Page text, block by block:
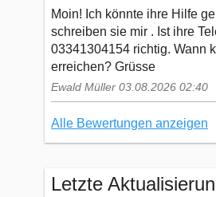
Moin! Ich könnte ihre Hilfe
schreiben sie mir . Ist ihre
03341304154 richtig. Wann
erreichen? Grüsse
Ewald Müller 03.08.2026 02:40
Alle Bewertungen anzeigen
Letzte